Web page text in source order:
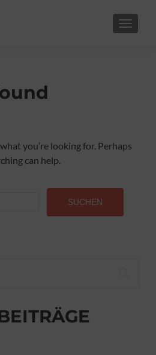
you’re looking for. Perhaps
can help.